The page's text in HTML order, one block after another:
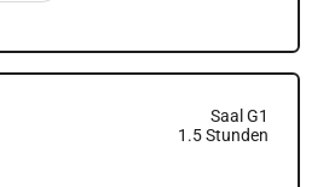
Saal G1
1.5Stunden